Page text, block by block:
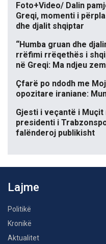
Foto+Video/ Dalin
Greqi, momenti i
dhe djalit shqiptar
“Humba gruan dhe
rrëfimi rrëqethës i
në Greqi: Ma ndjeu
Çfarë po ndodh me
opozitare iraniane:
Gjesti i veçantë i Muçit
presidenti i
falënderoj publikisht
Lajme
Politikë
Kronikë
Aktualitet